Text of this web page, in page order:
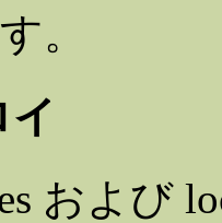
。
および